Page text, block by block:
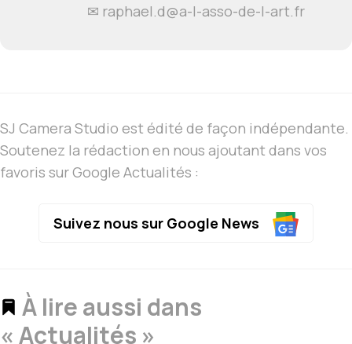
✉ raphael.d@a-l-asso-de-l-art.fr
SJ Camera Studio est édité de façon indépendante.
Soutenez la rédaction en nous ajoutant dans vos
favoris sur Google Actualités :
Suivez nous sur Google News
À lire aussi dans
« Actualités »